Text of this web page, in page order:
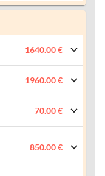
1640.00 €
1960.00 €
70.00 €
850.00 €